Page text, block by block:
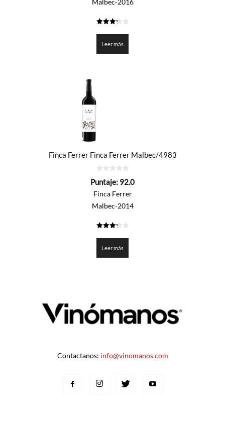
Malbec-2016
de 5
Leer más
Finca Ferrer Finca Ferrer Malbec/4983
de
Puntaje: 92.0
Finca Ferrer
Malbec-2014
de 5
Leer más
Contactanos: info@vinomanos.com